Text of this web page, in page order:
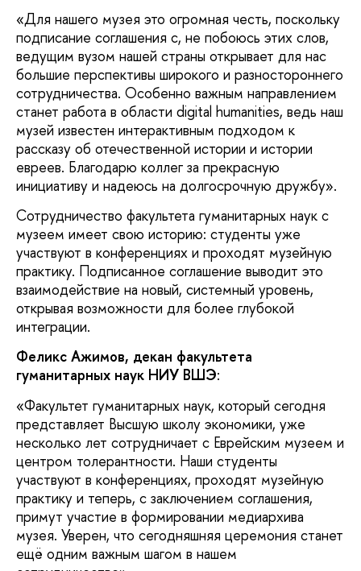
«Для нашего музея это огромная честь, поскольку
подписание соглашения с, не побоюсь этих слов,
ведущим вузом нашей страны открывает для нас
большие перспективы широкого и разностороннего
сотрудничества. Особенно важным направлением
станет работа в области digital humanities, ведь наш
музей известен интерактивным подходом к
рассказу об отечественной истории и истории
евреев. Благодарю коллег за прекрасную
инициативу и надеюсь на долгосрочную дружбу».
Сотрудничество факультета гуманитарных наук с
музеем имеет свою историю: студенты уже
участвуют в конференциях и проходят музейную
практику. Подписанное соглашение выводит это
взаимодействие на новый, системный уровень,
открывая возможности для более глубокой
интеграции.
Феликс Ажимов, декан факультета
гуманитарных наук НИУ ВШЭ:
«Факультет гуманитарных наук, который сегодня
представляет Высшую школу экономики, уже
несколько лет сотрудничает с Еврейским музеем и
центром толерантности. Наши студенты
участвуют в конференциях, проходят музейную
практику и теперь, с заключением соглашения,
примут участие в формировании медиархива
музея. Уверен, что сегодняшняя церемония станет
ещё одним важным шагом в нашем